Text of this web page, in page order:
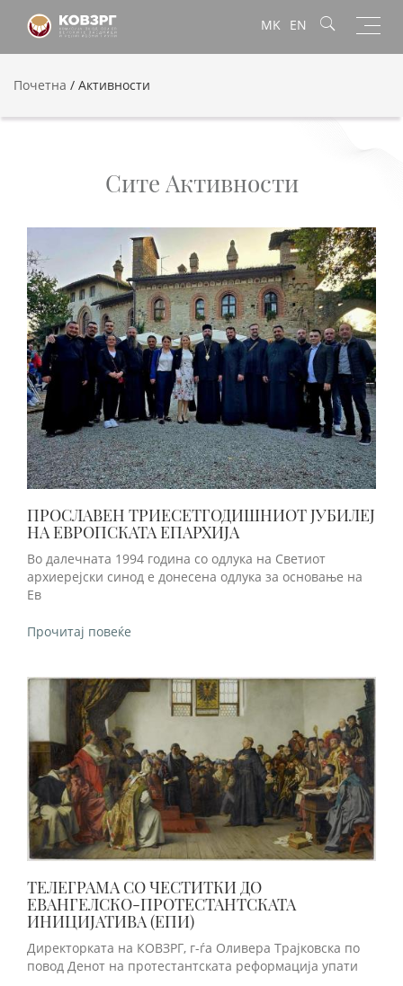
MK EN
Почетна / Активности
Сите Активности
ПРОСЛАВЕН ТРИЕСЕТГОДИШНИОТ ЈУБИЛЕЈ
НА ЕВРОПСКАТА ЕПАРХИЈА
Во далечната 1994 година со одлука на Светиот
архиерејски синод е донесена одлука за основање на
Ев
Прочитај повеќе
ТЕЛЕГРАМА СО ЧЕСТИТКИ ДО
ЕВАНГЕЛСКО-ПРОТЕСТАНТСКАТА
ИНИЦИЈАТИВА (ЕПИ)
Директорката на КОВЗРГ, г-ѓа Оливера Трајковска по
повод Денот на протестантската реформација упати